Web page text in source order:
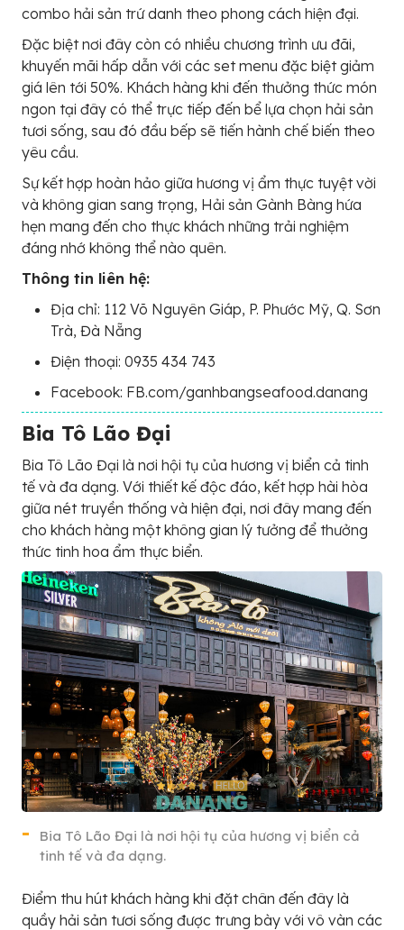
combo hải sản trứ danh theo phong cách hiện đại.
Đặc biệt nơi đây còn có nhiều chương trình ưu đãi,
khuyến mãi hấp dẫn với các set menu đặc biệt giảm
giá lên tới 50%. Khách hàng khi đến thưởng thức món
ngon tại đây có thể trực tiếp đến bể lựa chọn hải sản
tươi sống, sau đó đầu bếp sẽ tiến hành chế biến theo
yêu cầu.
Sự kết hợp hoàn hảo giữa hương vị ẩm thực tuyệt vời
và không gian sang trọng, Hải sản Gành Bàng hứa
hẹn mang đến cho thực khách những trải nghiệm
đáng nhớ không thể nào quên.
Thông tin liên hệ:
Địa chỉ: 112 Võ Nguyên Giáp, P. Phước Mỹ, Q. Sơn
Trà, Đà Nẵng
Điện thoại: 0935 434 743
Facebook: FB.com/ganhbangseafood.danang
Bia Tô Lão Đại
Bia Tô Lão Đại là nơi hội tụ của hương vị biển cả tinh
tế và đa dạng. Với thiết kế độc đáo, kết hợp hài hòa
giữa nét truyền thống và hiện đại, nơi đây mang đến
cho khách hàng một không gian lý tưởng để thưởng
thức tinh hoa ẩm thực biển.
Bia Tô Lão Đại là nơi hội tụ của hương vị biển cả
tinh tế và đa dạng.
Điểm thu hút khách hàng khi đặt chân đến đây là
quầy hải sản tươi sống được trưng bày với vô vàn các